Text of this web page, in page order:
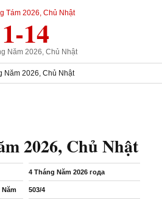
Tám 2026, Chủ Nhật
1-14
Năm 2026, Chủ Nhật
Năm 2026, Chủ Nhật
2026, Chủ Nhật
4 Tháng Năm 2026 года
Năm 503/4